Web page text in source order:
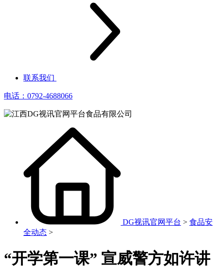
联系我们
电话：0792-4688066
DG视讯官网平台 > 食品安
全动态 >
“开学第一课” 宣威警方如许讲